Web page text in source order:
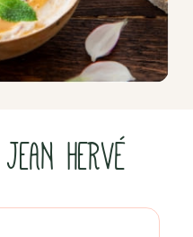
HERVÉ